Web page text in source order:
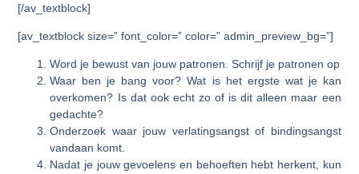
[/av_textblock]
[av_textblock size=” font_color=” color=” admin_preview_bg=”]
Word je bewust van jouw patronen. Schrijf je patronen op
Waar ben je bang voor? Wat is het ergste wat je kan
overkomen? Is dat ook echt zo of is dit alleen maar een
gedachte?
Onderzoek waar jouw verlatingsangst of bindingsangst
vandaan komt.
Nadat je jouw gevoelens en behoeften hebt herkent, kun